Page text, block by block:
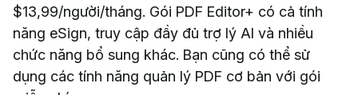
$13,99/người/tháng. Gói PDF Editor+ có cả tính
năng eSign, truy cập đầy đủ trợ lý AI và nhiều
chức năng bổ sung khác. Bạn cũng có thể sử
dụng các tính năng quản lý PDF cơ bản với gói